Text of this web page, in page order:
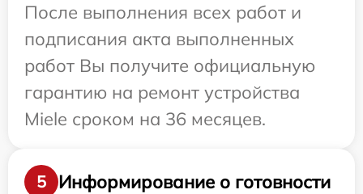
После выполнения всех работ и
подписания акта выполненных
работ Вы получите официальную
гарантию на ремонт устройства
Miele сроком на 36 месяцев.
5
Информирование о готовности